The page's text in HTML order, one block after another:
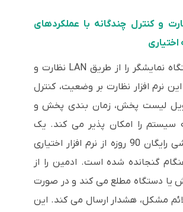
و کنترل چندگانه با عملکردهای
تا 2048 دستگاه نمایشگر را از طریق LAN نظارت و
نرم افزار نظارت بر وضعیت، کنترل
لیست پخش، زمان بندی پخش و
را امکان پذیر می کند. یک
نسخه آزمایشی رایگان 90 روزه از نرم افزار اختیاری
گنجانده شده است. ادمین را از
یا دستگاه مطلع می کند و در صورت
مشکل، هشدار ارسال می کند. این